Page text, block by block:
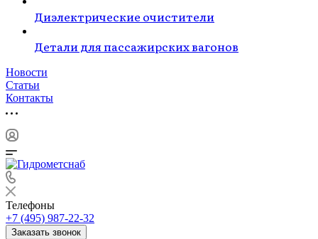
Диэлектрические очистители
Детали для пассажирских вагонов
Новости
Статьи
Контакты
Телефоны
+7 (495) 987-22-32
Заказать звонок